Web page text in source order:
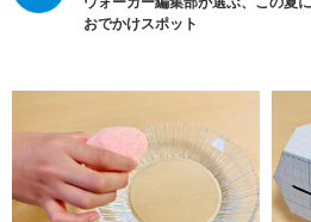
おでかけスポット